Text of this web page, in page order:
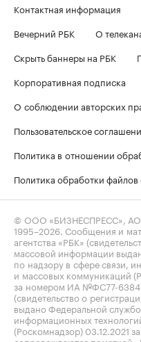
Контактная информация
Вечерний РБК
О
Скрыть баннеры на РБК
Корпоративная подписка
О соблюдении авторских
Пользовательское
Политика в отношении
Политика обработки
© ООО «БИЗНЕСПРЕСС»,
1995–2026 . Сообщения и
агентства «РБК»
массовой информации
по надзору в сфере связи,
и массовых коммуникаций
за номером ИА №ФС77-
(свидетельство о
выдано Федеральной
информационных
(Роскомнадзор) 03.12.2021